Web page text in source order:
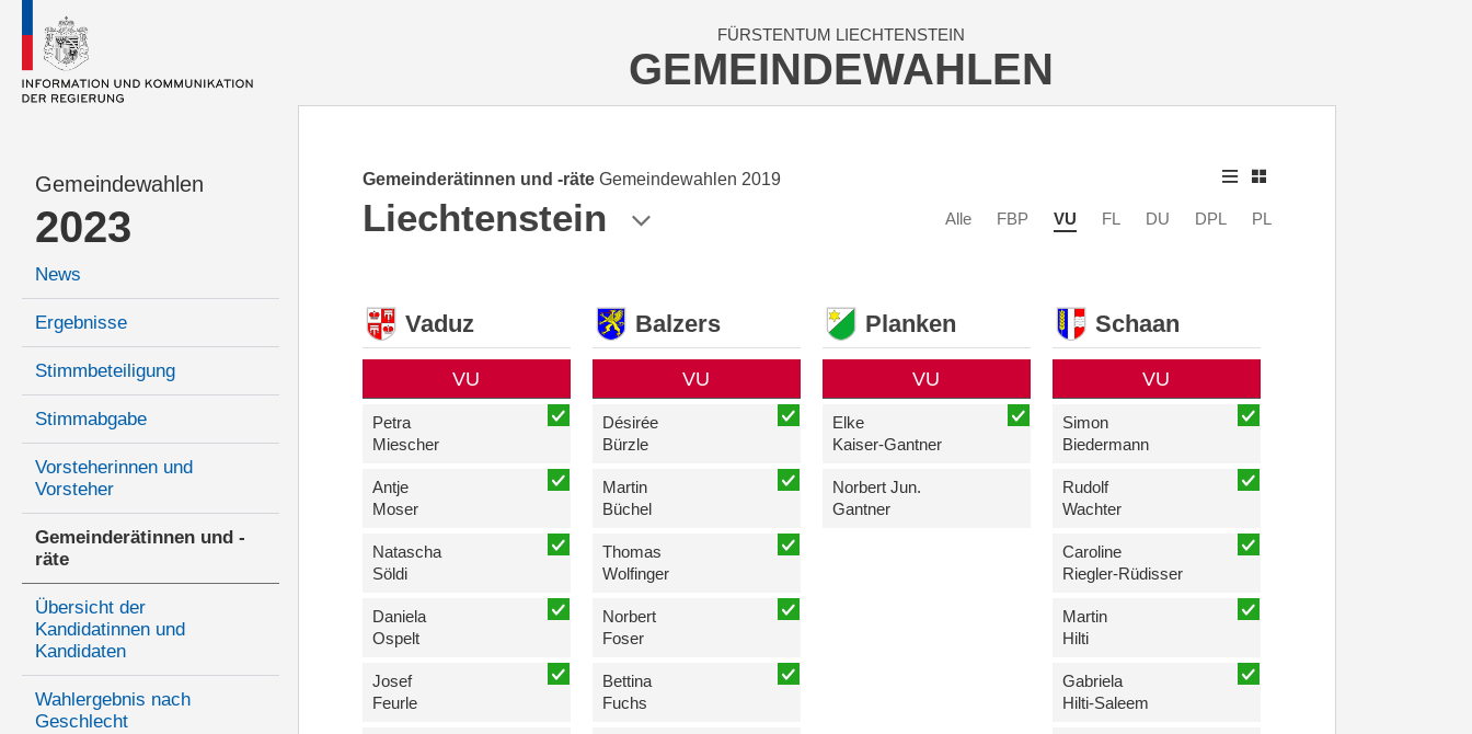
FÜRSTENTUM LIECHTENSTEIN
GEMEINDEWAHLEN
Gemeindewahlen
2023
News
Ergebnisse
Stimmbeteiligung
Stimmabgabe
Vorsteherinnen und
Vorsteher
Gemeinderätinnen und -
räte
Übersicht der
Kandidatinnen und
Kandidaten
Wahlergebnis nach
Geschlecht
Gemeinderätinnen und -räte Gemeindewahlen 2019
Liechtenstein Alle FBP VU FL DU DPL PL
Vaduz
VU
Petra
Miescher
Antje
Moser
Natascha
Söldi
Daniela
Ospelt
Josef
Feurle
Balzers
VU
Désirée
Bürzle
Martin
Büchel
Thomas
Wolfinger
Norbert
Foser
Bettina
Fuchs
Planken
VU
Elke
Kaiser-Gantner
Norbert Jun.
Gantner
Schaan
VU
Simon
Biedermann
Rudolf
Wachter
Caroline
Riegler-Rüdisser
Martin
Hilti
Gabriela
Hilti-Saleem